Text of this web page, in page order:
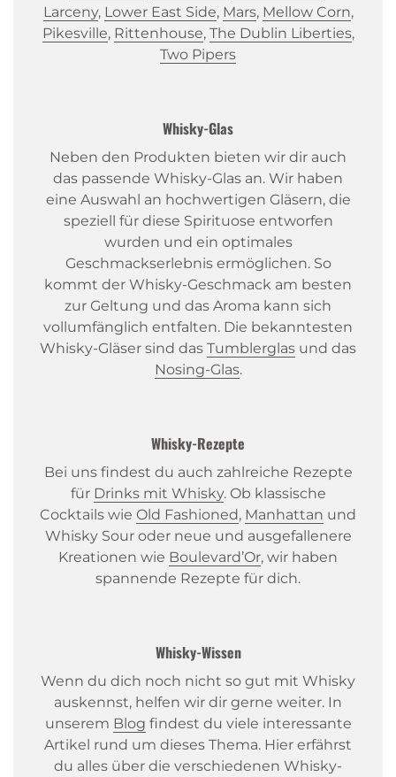
Larceny, Lower East Side, Mars, Mellow Corn,
Pikesville, Rittenhouse, The Dublin Liberties,
Two Pipers
Whisky-Glas
Neben den Produkten bieten wir dir auch
das passende Whisky-Glas an. Wir haben
eine Auswahl an hochwertigen Gläsern, die
speziell für diese Spirituose entworfen
wurden und ein optimales
Geschmackserlebnis ermöglichen. So
kommt der Whisky-Geschmack am besten
zur Geltung und das Aroma kann sich
vollumfänglich entfalten. Die bekanntesten
Whisky-Gläser sind das Tumblerglas und das
Nosing-Glas.
Whisky-Rezepte
Bei uns findest du auch zahlreiche Rezepte
für Drinks mit Whisky. Ob klassische
Cocktails wie Old Fashioned, Manhattan und
Whisky Sour oder neue und ausgefallenere
Kreationen wie Boulevard’Or, wir haben
spannende Rezepte für dich.
Whisky-Wissen
Wenn du dich noch nicht so gut mit Whisky
auskennst, helfen wir dir gerne weiter. In
unserem Blog findest du viele interessante
Artikel rund um dieses Thema. Hier erfährst
du alles über die verschiedenen Whisky-